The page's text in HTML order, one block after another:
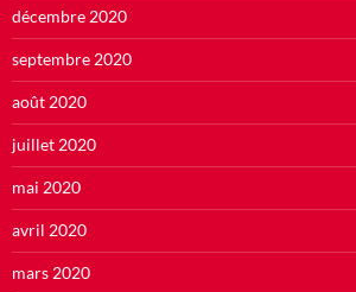
décembre 2020
septembre 2020
août 2020
juillet 2020
mai 2020
avril 2020
mars 2020